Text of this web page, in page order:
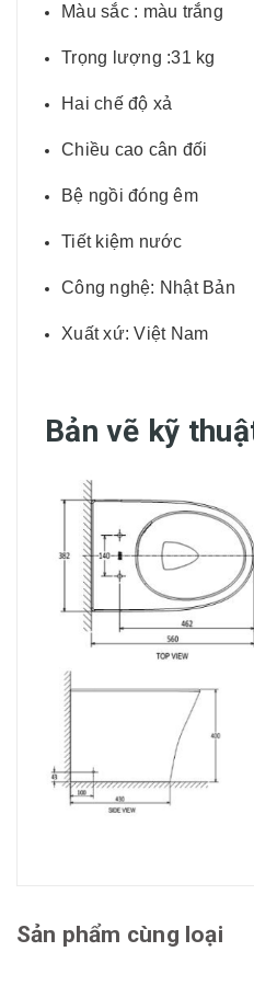
Màu sắc : màu trắng
Trọng lượng :31 kg
Hai chế độ xả
Chiều cao cân đối
Bệ ngồi đóng êm
Tiết kiệm nước
Công nghệ: Nhật Bản
Xuất xứ: Việt Nam
Bản vẽ kỹ
Sản phẩm cùng loại